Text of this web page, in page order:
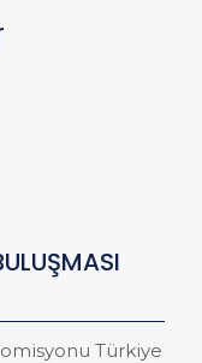
Türkiye